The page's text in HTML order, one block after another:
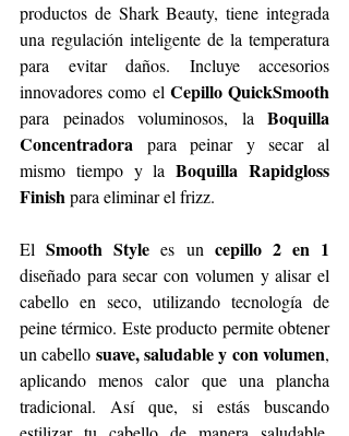
productos de Shark Beauty, tiene integrada
una regulación inteligente de la temperatura
para evitar daños. Incluye accesorios
innovadores como el Cepillo QuickSmooth
para peinados voluminosos, la Boquilla
Concentradora para peinar y secar al
mismo tiempo y la Boquilla Rapidgloss
Finish para eliminar el frizz.
El Smooth Style es un cepillo 2 en 1
diseñado para secar con volumen y alisar el
cabello en seco, utilizando tecnología de
peine térmico. Este producto permite obtener
un cabello suave, saludable y con volumen,
aplicando menos calor que una plancha
tradicional. Así que, si estás buscando